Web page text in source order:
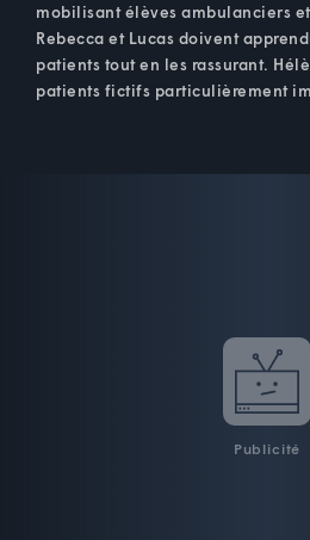
mobilisant élèves ambulanciers
Rebecca et Lucas doivent
patients tout en les rassurant.
patients fictifs particulièrement
Publicité